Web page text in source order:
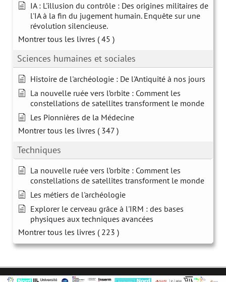
IA : L'illusion du contrôle : Des origines militaires de
l'IA à la fin du jugement humain. Enquête sur une
révolution silencieuse.
Montrer tous les livres ( 45 )
Sciences humaines et sociales
Histoire de l'archéologie : De l'Antiquité à nos jours
La nouvelle ruée vers l’orbite : Comment les
constellations de satellites transforment le monde
Les Pionnières de la Médecine
Montrer tous les livres ( 347 )
Techniques
La nouvelle ruée vers l’orbite : Comment les
constellations de satellites transforment le monde
Les métiers de l'archéologie
Explorer le cerveau grâce à l'IRM : des bases
physiques aux techniques avancées
Montrer tous les livres ( 223 )